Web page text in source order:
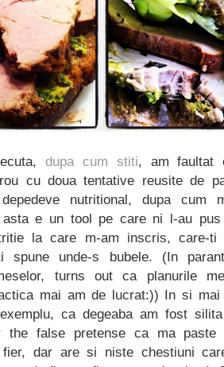
dupa cum stiti, am faultat
cu doua tentative reusite de
nutritional, dupa cum
asta e un tool pe care ni l-au
la care m-am inscris, care-
spune unde-s bubele. (In
turns out ca planurile
mai am de lucrat:)) In si
ca degeaba am fost
the false pretense ca ma
fier, dar are si niste chestiuni